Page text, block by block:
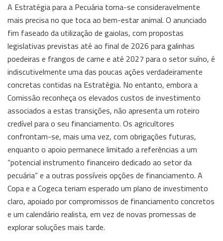
A Estratégia para a Pecuária torna-se consideravelmente
mais precisa no que toca ao bem-estar animal. O anunciado
fim faseado da utilização de gaiolas, com propostas
legislativas previstas até ao final de 2026 para galinhas
poedeiras e frangos de carne e até 2027 para o setor suíno, é
indiscutivelmente uma das poucas ações verdadeiramente
concretas contidas na Estratégia. No entanto, embora a
Comissão reconheça os elevados custos de investimento
associados a estas transições, não apresenta um roteiro
credível para o seu financiamento. Os agricultores
confrontam-se, mais uma vez, com obrigações futuras,
enquanto o apoio permanece limitado a referências a um
“potencial instrumento financeiro dedicado ao setor da
pecuária” e a outras possíveis opções de financiamento. A
Copa e a Cogeca teriam esperado um plano de investimento
claro, apoiado por compromissos de financiamento concretos
e um calendário realista, em vez de novas promessas de
explorar soluções mais tarde.